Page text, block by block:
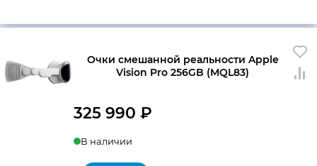
Очки смешанной реальности Apple
Vision Pro 256GB (MQL83)
325 990 ₽
В наличии